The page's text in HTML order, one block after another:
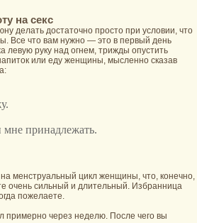
на секс
делать достаточно просто при условии, что
Все что вам нужно — это в первый день
левую руку над огнем, трижды опустить
или еду женщины, мысленно сказав
мне принадлежать.
менструальный цикл женщины, что, конечно,
очень сильный и длительный. Избранница
пожелаете.
через неделю. После чего вы